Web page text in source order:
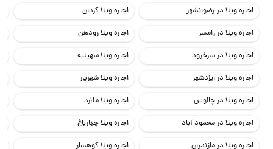
اجاره ویلا در رضوانشهر
اجاره ویلا در رامسر
اجاره ویلا در سرخرود
اجاره ویلا در ایزدشهر
اجاره ویلا در چالوس
اجاره ویلا در محمود آباد
اجاره ویلا در مازندران
اجاره ویلا کردان
اجاره ویلا رودهن
اجاره ویلا سهیلیه
اجاره ویلا شهریار
اجاره ویلا ملارد
اجاره ویلا چهارباغ
اجاره ویلا کوهسار